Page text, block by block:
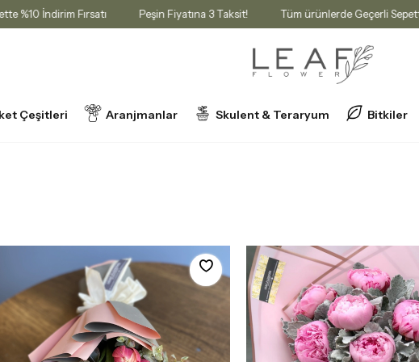
%10 İndirim Fırsatı Peşin Fiyatına 3 Taksit! Tüm ürünlerde Geçerli
Çeşitleri Aranjmanlar Skulent & Teraryum Bitkiler